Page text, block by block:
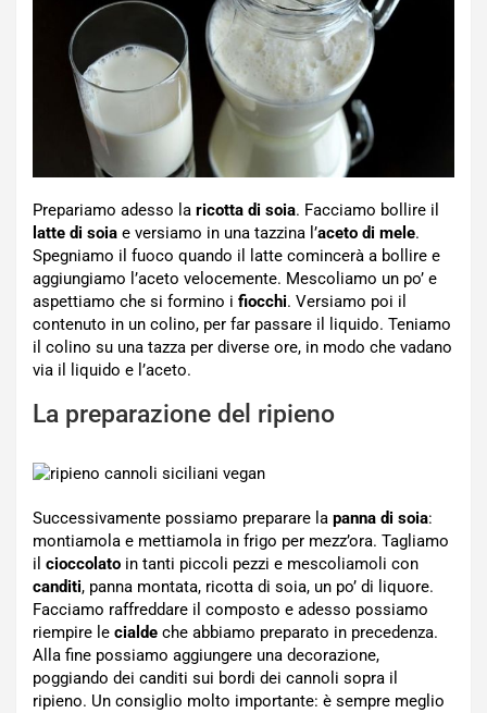
Prepariamo adesso la ricotta di soia. Facciamo bollire il
latte di soia e versiamo in una tazzina l’aceto di mele.
Spegniamo il fuoco quando il latte comincerà a bollire e
aggiungiamo l’aceto velocemente. Mescoliamo un po’ e
aspettiamo che si formino i fiocchi. Versiamo poi il
contenuto in un colino, per far passare il liquido. Teniamo
il colino su una tazza per diverse ore, in modo che vadano
via il liquido e l’aceto.
La preparazione del ripieno
Successivamente possiamo preparare la panna di soia:
montiamola e mettiamola in frigo per mezz’ora. Tagliamo
il cioccolato in tanti piccoli pezzi e mescoliamoli con
canditi, panna montata, ricotta di soia, un po’ di liquore.
Facciamo raffreddare il composto e adesso possiamo
riempire le cialde che abbiamo preparato in precedenza.
Alla fine possiamo aggiungere una decorazione,
poggiando dei canditi sui bordi dei cannoli sopra il
ripieno. Un consiglio molto importante: è sempre meglio